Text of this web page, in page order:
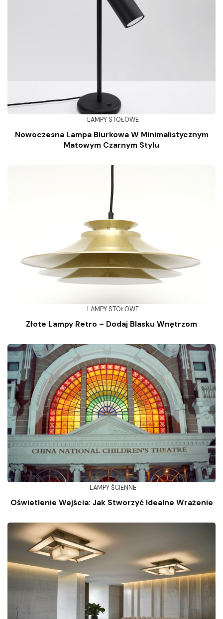
LAMPY STOŁOWE
Nowoczesna Lampa Biurkowa W Minimalistycznym
Matowym Czarnym Stylu
LAMPY STOŁOWE
Złote Lampy Retro – Dodaj Blasku Wnętrzom
LAMPY ŚCIENNE
Oświetlenie Wejścia: Jak Stworzyć Idealne Wrażenie